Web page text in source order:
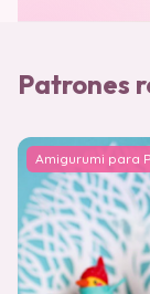
Patrones
Amigurumi para